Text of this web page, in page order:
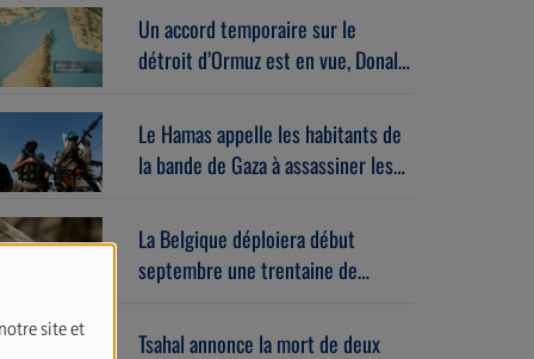
site et
Un accord temporaire sur le
détroit d’Ormuz est en vue, Donald
prendra bientôt fin ».
Le Hamas appelle les habitants de
la bande de Gaza à assassiner les
soutenues par Israël.
La Belgique déploiera début
septembre une trentaine de
cadre de la nouvelle mission de
Tsahal annonce la mort de deux